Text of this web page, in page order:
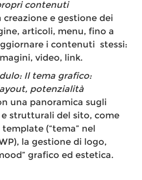
contenuti
creazione e gestione dei
articoli, menu, fino a
i contenuti stessi:
video, link.
Il tema grafico:
potenzialità
una panoramica sugli
strutturali del sito, come
(“tema” nel
la gestione di logo,
grafico ed estetica.